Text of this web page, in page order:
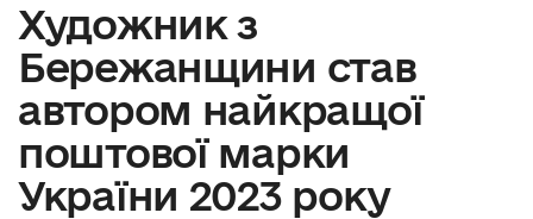
Художник з
Бережанщини став
автором найкращої
поштової марки
України 2023 року